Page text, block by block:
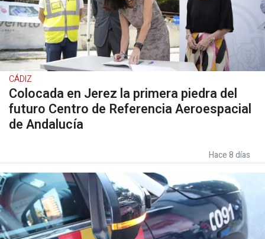
CÁDIZ
Colocada en Jerez la primera piedra del
futuro Centro de Referencia Aeroespacial
de Andalucía
Hace 8 días